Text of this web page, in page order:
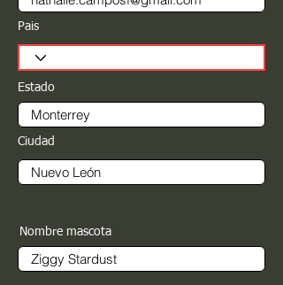
Pais
Estado
Ciudad
Nombre mascota